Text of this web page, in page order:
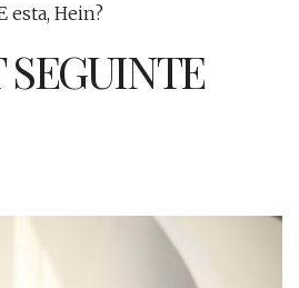
esta, Hein?
SEGUINTE